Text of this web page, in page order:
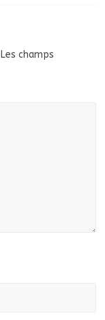
Les champs